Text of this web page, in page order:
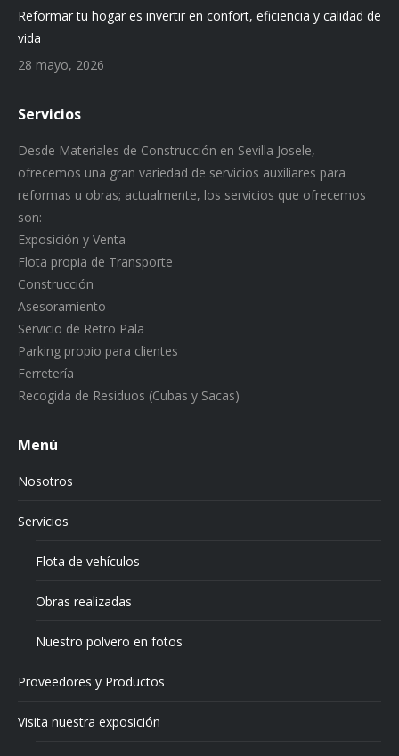
Reformar tu hogar es invertir en confort, eficiencia y calidad de
vida
28 mayo, 2026
Servicios
Desde Materiales de Construcción en Sevilla Josele,
ofrecemos una gran variedad de servicios auxiliares para
reformas u obras; actualmente, los servicios que ofrecemos
son:
Exposición y Venta
Flota propia de Transporte
Construcción
Asesoramiento
Servicio de Retro Pala
Parking propio para clientes
Ferretería
Recogida de Residuos (Cubas y Sacas)
Menú
Nosotros
Servicios
Flota de vehículos
Obras realizadas
Nuestro polvero en fotos
Proveedores y Productos
Visita nuestra exposición